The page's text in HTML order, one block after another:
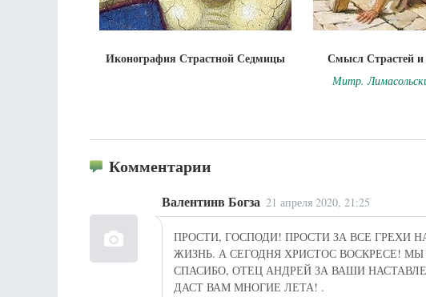
Иконография Страстной Седмицы Смысл Страстей и
Митр.
Комментарии
Валентинв Богза 21 апреля 2020, 21:25
ПРОСТИ, ГОСПОДИ! ПРОСТИ ЗА ВСЕ
ЖИЗНЬ. А СЕГОДНЯ ХРИСТОС ВОСКРЕСЕ!
СПАСИБО, ОТЕЦ АНДРЕЙ ЗА ВАШИ
ДАСТ ВАМ МНОГИЕ ЛЕТА! .